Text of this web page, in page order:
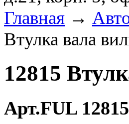
Главная →
Втулка вала
12815
Арт.FUL 12815